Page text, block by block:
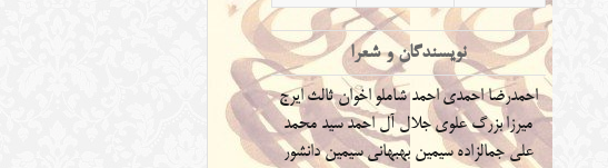
نویسندگان و شعرا
احمدرضا احمدیاحمد شاملواخوان ثالث ایرج
میرزابزرگ علوی جلال آل احمد سید محمد
علی جمالزاده سیمین بهبهانیسیمین دانشور